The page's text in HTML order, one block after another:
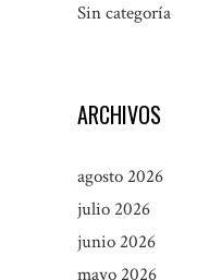
Sin categoría
ARCHIVOS
agosto 2026
julio 2026
junio 2026
mayo 2026